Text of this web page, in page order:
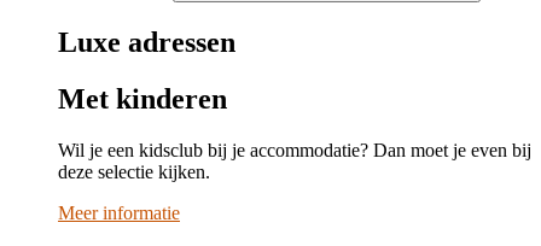
Luxe adressen
Met kinderen
Wil je een kidsclub bij je accommodatie? Dan moet je even bij
deze selectie kijken.
Meer informatie